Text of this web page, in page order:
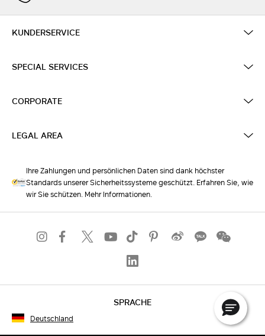
KUNDERSERVICE
SPECIAL SERVICES
CORPORATE
LEGAL AREA
Ihre Zahlungen und persönlichen Daten sind dank höchster
Standards unserer Sicherheitssysteme geschützt. Erfahren Sie, wie
wir Sie schützen. Mehr Informationen.
SPRACHE
Deutschland